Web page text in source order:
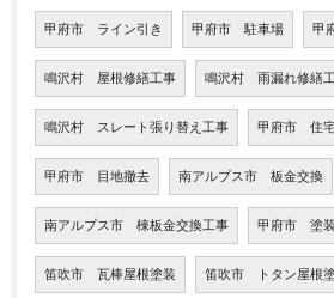
甲府市 ライン引き 甲府市 駐車場 甲
鳴沢村 屋根修繕工事 鳴沢村 雨漏れ修繕
鳴沢村 スレート張り替え工事 甲府市 住
甲府市 目地撤去 南アルプス市 板金交換
南アルプス市 棟板金交換工事 甲府市 塗
笛吹市 瓦棒屋根塗装 笛吹市 トタン屋根